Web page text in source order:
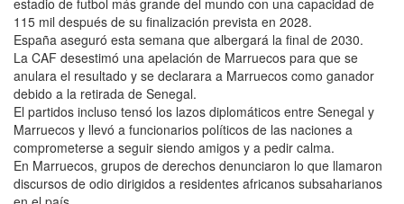
115 mil después de su finalización prevista en 2028.
España aseguró esta semana que albergará la final de 2030.
La CAF desestimó una apelación de Marruecos para que se
anulara el resultado y se declarara a Marruecos como ganador
debido a la retirada de Senegal.
El partidos incluso tensó los lazos diplomáticos entre Senegal y
Marruecos y llevó a funcionarios políticos de las naciones a
comprometerse a seguir siendo amigos y a pedir calma.
En Marruecos, grupos de derechos denunciaron lo que llamaron
discursos de odio dirigidos a residentes africanos subsaharianos